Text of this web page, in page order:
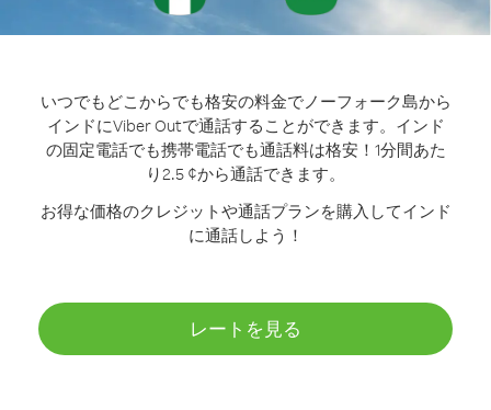
いつでもどこからでも格安の料金でノーフォーク島から
インドにViber Outで通話することができます。 インド
の固定電話でも携帯電話でも通話料は格安！1分間あた
り2.5 ¢から通話できます。
お得な価格のクレジットや通話プランを購入してインド
に通話しよう！
レートを見る